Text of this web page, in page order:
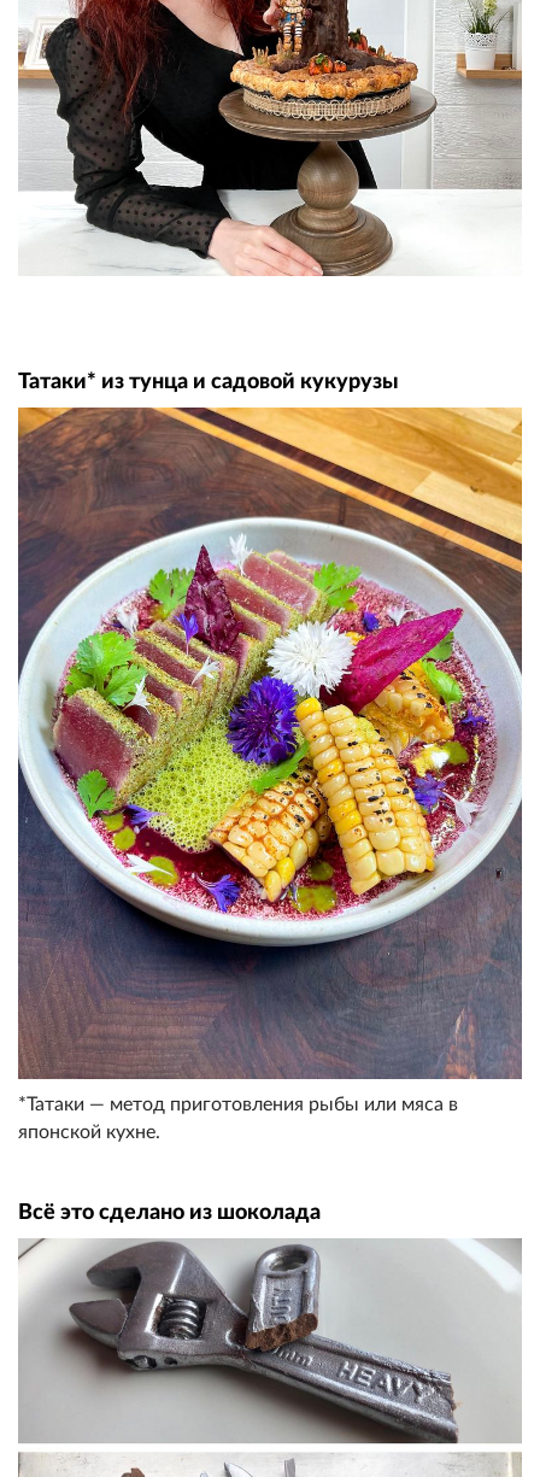
Татаки* из тунца и садовой кукурузы
*Татаки — метод приготовления рыбы или мяса в
японской кухне.
Всё это сделано из шоколада